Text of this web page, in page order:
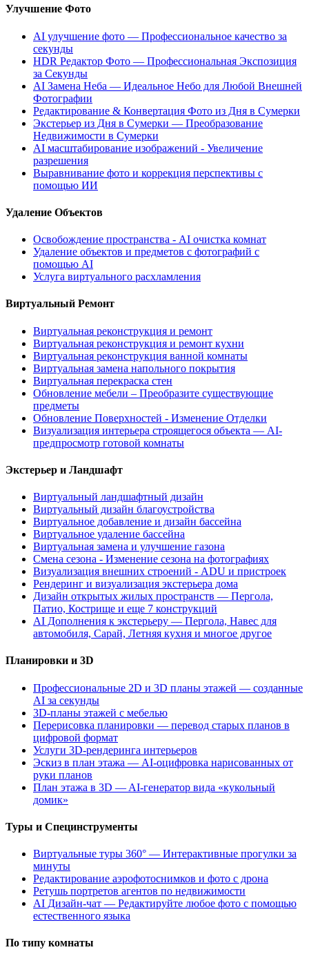
Улучшение Фото
AI улучшение фото — Профессиональное качество за
секунды
HDR Редактор Фото — Профессиональная Экспозиция
за Секунды
AI Замена Неба — Идеальное Небо для Любой Внешней
Фотографии
Редактирование & Конвертация Фото из Дня в Сумерки
Экстерьер из Дня в Сумерки — Преобразование
Недвижимости в Сумерки
AI масштабирование изображений - Увеличение
разрешения
Выравнивание фото и коррекция перспективы с
помощью ИИ
Удаление Объектов
Освобождение пространства - AI очистка комнат
Удаление объектов и предметов с фотографий с
помощью AI
Услуга виртуального расхламления
Виртуальный Ремонт
Виртуальная реконструкция и ремонт
Виртуальная реконструкция и ремонт кухни
Виртуальная реконструкция ванной комнаты
Виртуальная замена напольного покрытия
Виртуальная перекраска стен
Обновление мебели – Преобразите существующие
предметы
Обновление Поверхностей - Изменение Отделки
Визуализация интерьера строящегося объекта — AI-
предпросмотр готовой комнаты
Экстерьер и Ландшафт
Виртуальный ландшафтный дизайн
Виртуальный дизайн благоустройства
Виртуальное добавление и дизайн бассейна
Виртуальное удаление бассейна
Виртуальная замена и улучшение газона
Смена сезона - Изменение сезона на фотографиях
Визуализация внешних строений - ADU и пристроек
Рендеринг и визуализация экстерьера дома
Дизайн открытых жилых пространств — Пергола,
Патио, Кострище и еще 7 конструкций
AI Дополнения к экстерьеру — Пергола, Навес для
автомобиля, Сарай, Летняя кухня и многое другое
Планировки и 3D
Профессиональные 2D и 3D планы этажей — созданные
AI за секунды
3D-планы этажей с мебелью
Перерисовка планировки — перевод старых планов в
цифровой формат
Услуги 3D-рендеринга интерьеров
Эскиз в план этажа — AI-оцифровка нарисованных от
руки планов
План этажа в 3D — AI-генератор вида «кукольный
домик»
Туры и Специнструменты
Виртуальные туры 360° — Интерактивные прогулки за
минуты
Редактирование аэрофотоснимков и фото с дрона
Ретушь портретов агентов по недвижимости
AI Дизайн-чат — Редактируйте любое фото с помощью
естественного языка
По типу комнаты